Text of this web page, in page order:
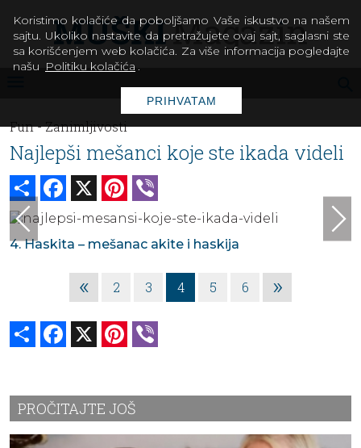
Fun -Zanimljivosti
Najlepši mešanci koje ste ikada videli
Share Facebook Pinterest
4. Haskita – mešanac akite i haskija
« 2 3 4 5 6 »
Share Facebook Pinterest
PROČITAJTE JOŠ
Koristimo kolačiće da poboljšamo Vaše iskustvo na našem
sajtu. Ukoliko nastavite da pretražujete ovaj sajt, saglasni ste
sa korišćenjem web kolačića. Za više informacija pogledajte
našu Politiku kolačića .
PRIHVATAM